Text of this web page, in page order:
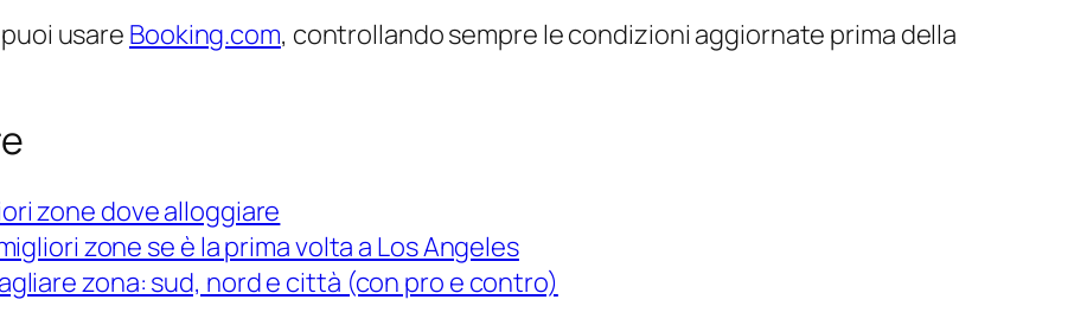
usareBooking.com, controllando sempre le condizioni aggiornate prima della
zone dove alloggiare
zone se è la prima volta a Los Angeles
zona: sud, nord e città (con pro e contro)